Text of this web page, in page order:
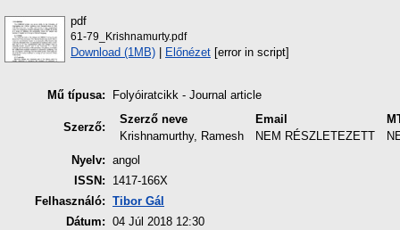
pdf
61-79_Krishnamurty.pdf
Download (1MB) | Előnézet [error in script]
Mű típusa: Folyóiratcikk - Journal article
Szerző:
Szerző neve Email
Krishnamurthy, Ramesh
NEM RÉSZLETEZETT
Nyelv: angol
ISSN:
1417-166X
Felhasználó: Tibor Gál
Dátum: 04 Júl 2018 12:30